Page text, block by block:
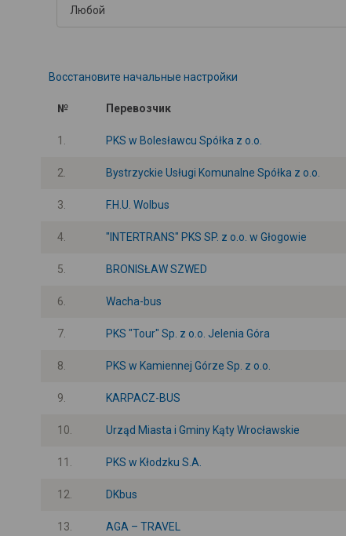
Восстановите начальные настройки
№ Перевозчик
1. PKS w Bolesławcu Spółka z o.o.
2. Bystrzyckie Usługi Komunalne Spółka z o.o.
3. F.H.U. Wolbus
4. "INTERTRANS" PKS SP. z o.o. w Głogowie
5. BRONISŁAW SZWED
6. Wacha-bus
7. PKS "Tour" Sp. z o.o. Jelenia Góra
8. PKS w Kamiennej Górze Sp. z o.o.
9. KARPACZ-BUS
10. Urząd Miasta i Gminy Kąty Wrocławskie
11. PKS w Kłodzku S.A.
12. DKbus
13. AGA – TRAVEL